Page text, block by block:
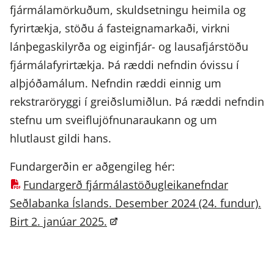
fjármálamörkuðum, skuldsetningu heimila og
fyrirtækja, stöðu á fasteignamarkaði, virkni
lánþegaskilyrða og eiginfjár- og lausafjárstöðu
fjármálafyrirtækja. Þá ræddi nefndin óvissu í
alþjóðamálum. Nefndin ræddi einnig um
rekstraröryggi í greiðslumiðlun. Þá ræddi nefndin
stefnu um sveiflujöfnunaraukann og um
hlutlaust gildi hans.
Fundargerðin er aðgengileg hér:
Fundargerð fjármálastöðugleikanefndar
Seðlabanka Íslands. Desember 2024 (24. fundur).
Birt 2. janúar 2025.